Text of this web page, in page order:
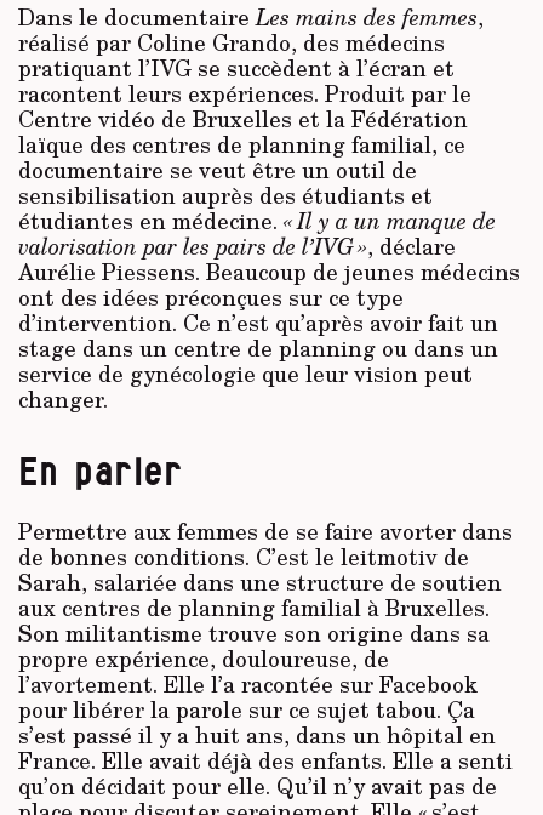
Dans le documentaireLes mains des femmes,
réalisé par Coline Grando, des médecins
pratiquant l’IVG se succèdent à l’écran et
racontent leurs expériences. Produit par le
Centre vidéo de Bruxelles et la Fédération
laïque des centres de planning familial, ce
documentaire se veut être un outil de
sensibilisation auprès des étudiants et
étudiantes en médecine. « Il y a un manque de
valorisation par les pairs de l’IVG », déclare
Aurélie Piessens. Beaucoup de jeunes médecins
ont des idées préconçues sur ce type
d’intervention. Ce n’est qu’après avoir fait un
stage dans un centre de planning ou dans un
service de gynécologie que leur vision peut
changer.
En parler
Permettre aux femmes de se faire avorter dans
de bonnes conditions. C’est le leitmotiv de
Sarah, salariée dans une structure de soutien
aux centres de planning familial à Bruxelles.
Son militantisme trouve son origine dans sa
propre expérience, douloureuse, de
l’avortement. Elle l’a racontée sur Facebook
pour libérer la parole sur ce sujet tabou. Ça
s’est passé il y a huit ans, dans un hôpital en
France. Elle avait déjà des enfants. Elle a senti
qu’on décidait pour elle. Qu’il n’y avait pas de